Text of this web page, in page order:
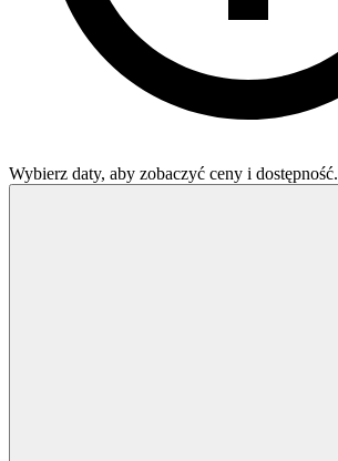
Wybierz daty, aby zobaczyć ceny i dostępność.